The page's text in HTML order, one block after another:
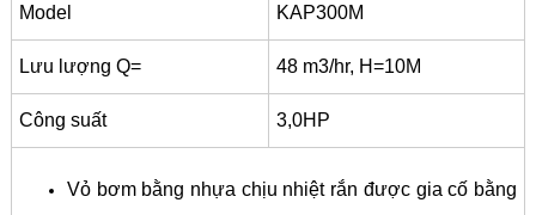
Model KAP300M
Lưu lượng Q= 48 m3/hr, H=10M
Công suất 3,0HP
Vỏ bơm bằng nhựa chịu nhiệt rắn được gia cố bằng